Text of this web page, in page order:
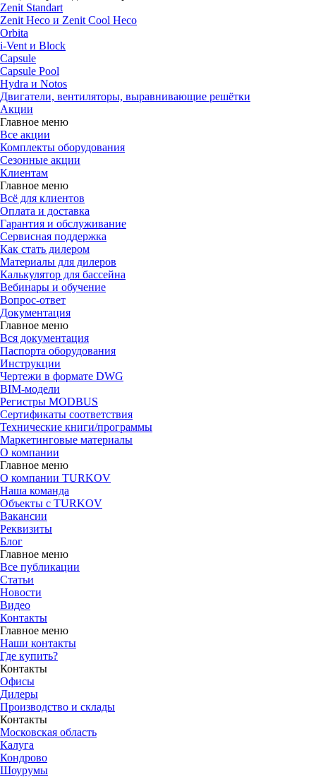
Zenit Standart
Zenit Heco и Zenit Cool Heco
Orbita
i-Vent и Block
Capsule
Capsule Pool
Hydra и Notos
Двигатели, вентиляторы, выравнивающие решётки
Акции
Главное меню
Все акции
Комплекты оборудования
Сезонные акции
Клиентам
Главное меню
Всё для клиентов
Оплата и доставка
Гарантия и обслуживание
Сервисная поддержка
Как стать дилером
Материалы для дилеров
Калькулятор для бассейна
Вебинары и обучение
Вопрос-ответ
Документация
Главное меню
Вся документация
Паспорта оборудования
Инструкции
Чертежи в формате DWG
BIM-модели
Регистры MODBUS
Сертификаты соответствия
Технические книги/программы
Маркетинговые материалы
О компании
Главное меню
О компании TURKOV
Наша команда
Объекты с TURKOV
Вакансии
Реквизиты
Блог
Главное меню
Все публикации
Статьи
Новости
Видео
Контакты
Главное меню
Наши контакты
Где купить?
Контакты
Офисы
Дилеры
Производство и склады
Контакты
Московская область
Калуга
Кондрово
Шоурумы